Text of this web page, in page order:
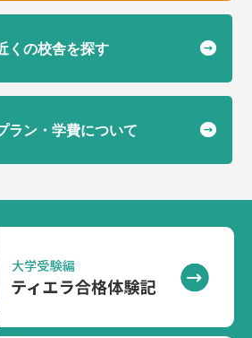
くの校舎を探す
ラン・学費について